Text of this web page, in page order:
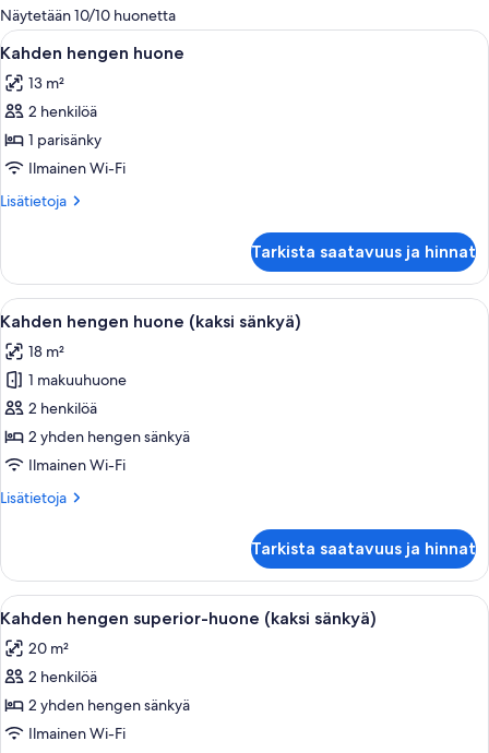
olevia
suodattimia
Näytetään 10/10 huonetta
Avaa
kaikki
huonetyypin
Kahden
hengen
huone
kuvat
Hotellihuone, jossa on sänky, kaksi
6
Kahden hengen huone
13 m²
2 henkilöä
1 parisänky
Ilmainen Wi-Fi
Lisätietoja
Lisätietoja
huone
Tarkista saatavuus ja hinnat
Avaa
kaikki
huonetyypin
Kahden
hengen
huone
(kaksi
kuvat
Hotellihuone, jossa on kaksi sänkyä,
6
Kahden hengen huone (kaksi sänkyä)
18 m²
1 makuuhuone
2 henkilöä
2 yhden hengen sänkyä
Ilmainen Wi-Fi
Lisätietoja
Lisätietoja
huone
(kaksi
sänkyä)
Tarkista saatavuus ja hinnat
Avaa
kaikki
huonetyypin
Kahden
hengen
superior-
Hotellihuone, jossa on kaksi sänkyä,
5
Kahden hengen superior-huone (kaksi sänkyä)
20 m²
2 henkilöä
2 yhden hengen sänkyä
Ilmainen Wi-Fi